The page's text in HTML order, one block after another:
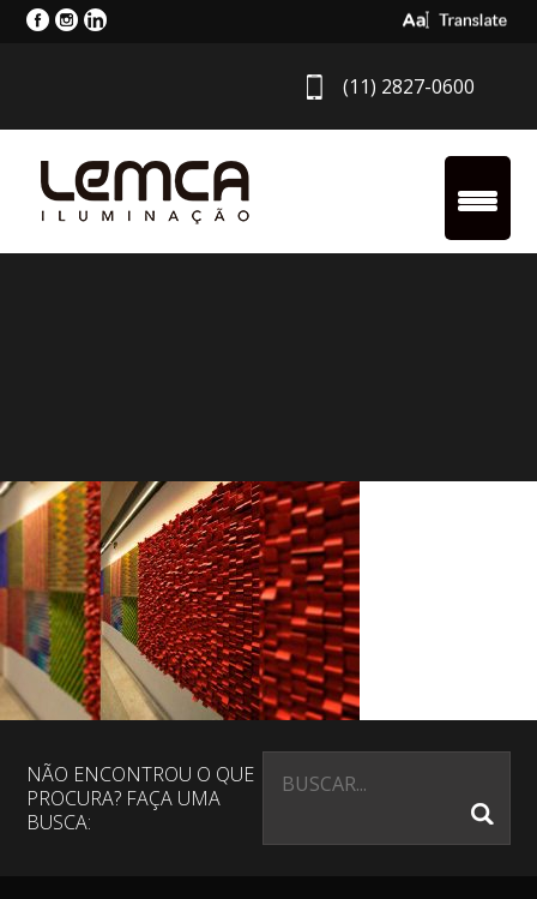
Select
(11) 2827-0600
NÃO ENCONTROU O QUE
PROCURA? FAÇA UMA
BUSCA: